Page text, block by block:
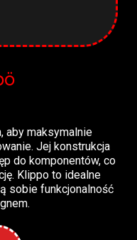
aby maksymalnie
Jej konstrukcja
do komponentów, co
Klippo to idealne
sobie funkcjonalność